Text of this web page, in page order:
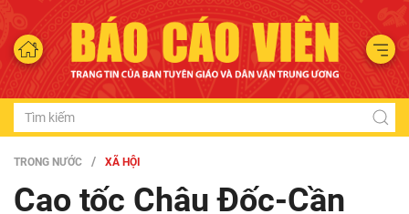
TRONG NƯỚC XÃ HỘI
Cao tốc Châu Đốc-Cần